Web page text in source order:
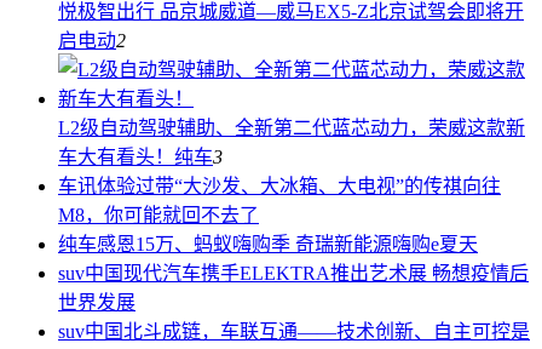
悦极智出行 品京城威道—威马EX5-Z北京试驾会即将开
启电动2
L2级自动驾驶辅助、全新第二代蓝芯动力，荣威这款新
车大有看头！ 纯车3
车讯体验过带“大沙发、大冰箱、大电视”的传祺向往
M8，你可能就回不去了
纯车感恩15万、蚂蚁嗨购季 奇瑞新能源嗨购e夏天
suv中国现代汽车携手ELEKTRA推出艺术展 畅想疫情后
世界发展
suv中国北斗成链，车联互通——技术创新、自主可控是